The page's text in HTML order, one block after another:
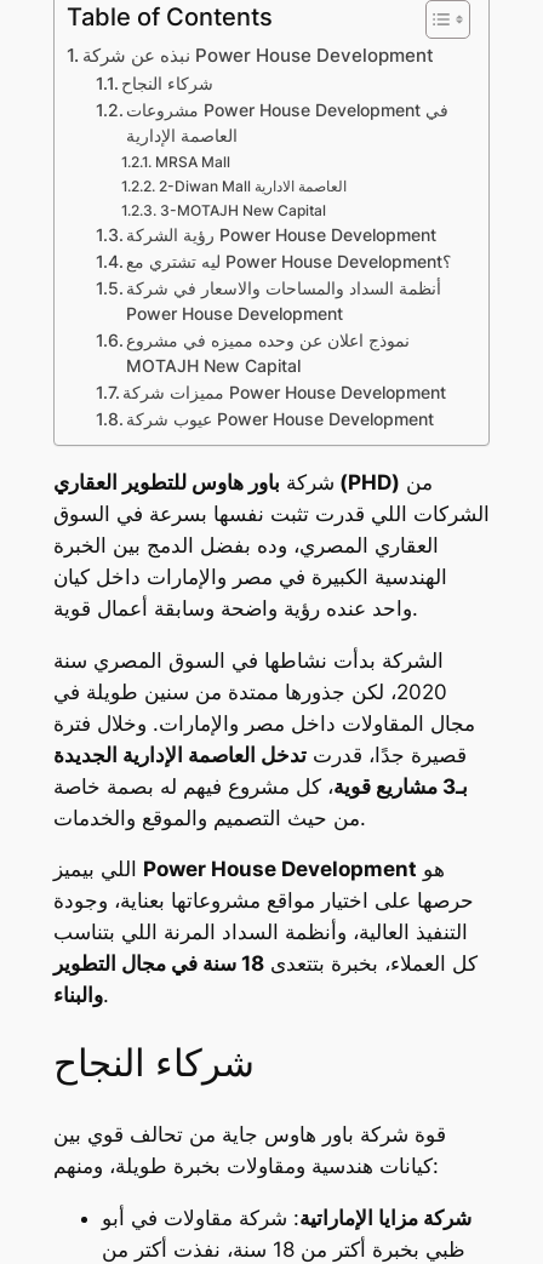
Table of Contents
نبذه عن شركة Power House Development
شركاء النجاح
مشروعات Power House Development في
العاصمة الإدارية
MRSA Mall
2-Diwan Mall العاصمة الادارية
3-MOTAJH New Capital
رؤية الشركة Power House Development
ليه تشتري مع Power House Development؟
أنظمة السداد والمساحات والاسعار في شركة
Power House Development
نموذج اعلان عن وحده مميزه في مشروع
MOTAJH New Capital
مميزات شركة Power House Development
عيوب شركة Power House Development
شركة باور هاوس للتطوير العقاري (PHD)
الشركات اللي قدرت تثبت نفسها بسرعة في السوق
العقاري المصري، وده بفضل الدمج بين الخبرة
الهندسية الكبيرة في مصر والإمارات داخل كيان
واحد عنده رؤية واضحة وسابقة أعمال قوية.
الشركة بدأت نشاطها في السوق المصري سنة
2020، لكن جذورها ممتدة من سنين طويلة في
مجال المقاولات داخل مصر والإمارات. وخلال فترة
قصيرة جدًا، قدرتتدخل العاصمة الإدارية الجديدة
بـ3 مشاريع قوية
، كل مشروع فيهم له بصمة خاصة
من حيث التصميم والموقع والخدمات.
Power House Development
حرصها على اختيار مواقع مشروعاتها بعناية، وجودة
التنفيذ العالية، وأنظمة السداد المرنة اللي بتناسب
كل العملاء، بخبرة بتتعدى
18 سنة في مجال التطوير
والبناء.
شركاء النجاح
قوة شركة باور هاوس جاية من تحالف قوي بين
كيانات هندسية ومقاولات بخبرة طويلة، ومنهم:
شركة مزايا الإماراتية: شركة مقاولات في أبو
ظبي بخبرة أكتر من 18 سنة، نفذت أكتر من